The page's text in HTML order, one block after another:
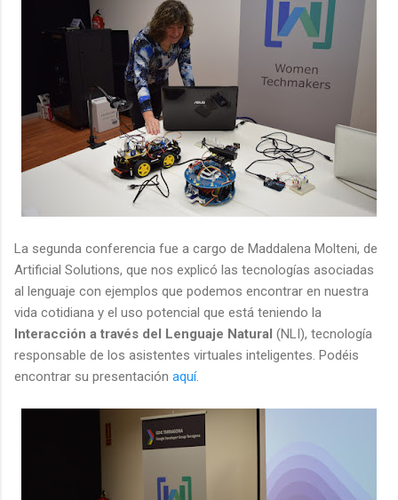
La segunda conferencia fue a cargo de Maddalena Molteni, de
Artificial Solutions, que nos explicó las tecnologías asociadas
al lenguaje con ejemplos que podemos encontrar en nuestra
vida cotidiana y el uso potencial que está teniendo la
Interacción a través del Lenguaje Natural (NLI), tecnología
responsable de los asistentes virtuales inteligentes. Podéis
encontrar su presentación aquí.